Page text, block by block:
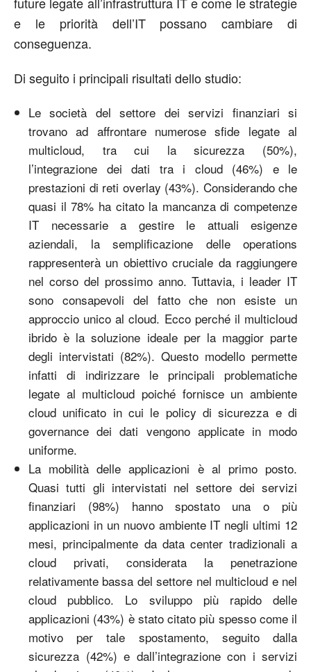
e le priorità dell’IT possano cambiare di
conseguenza.
Di seguito i principali risultati dello studio:
Le società del settore dei servizi finanziari si
trovano ad affrontare numerose sfide legate al
multicloud, tra cui la sicurezza (50%),
l’integrazione dei dati tra i cloud (46%) e le
prestazioni di reti overlay (43%). Considerando che
quasi il 78% ha citato la mancanza di competenze
IT necessarie a gestire le attuali esigenze
aziendali, la semplificazione delle operations
rappresenterà un obiettivo cruciale da raggiungere
nel corso del prossimo anno. Tuttavia, i leader IT
sono consapevoli del fatto che non esiste un
approccio unico al cloud. Ecco perché il multicloud
ibrido è la soluzione ideale per la maggior parte
degli intervistati (82%). Questo modello permette
infatti di indirizzare le principali problematiche
legate al multicloud poiché fornisce un ambiente
cloud unificato in cui le policy di sicurezza e di
governance dei dati vengono applicate in modo
uniforme.
La mobilità delle applicazioni è al primo posto.
Quasi tutti gli intervistati nel settore dei servizi
finanziari (98%) hanno spostato una o più
applicazioni in un nuovo ambiente IT negli ultimi 12
mesi, principalmente da data center tradizionali a
cloud privati, considerata la penetrazione
relativamente bassa del settore nel multicloud e nel
cloud pubblico. Lo sviluppo più rapido delle
applicazioni (43%) è stato citato più spesso come il
motivo per tale spostamento, seguito dalla
sicurezza (42%) e dall’integrazione con i servizi